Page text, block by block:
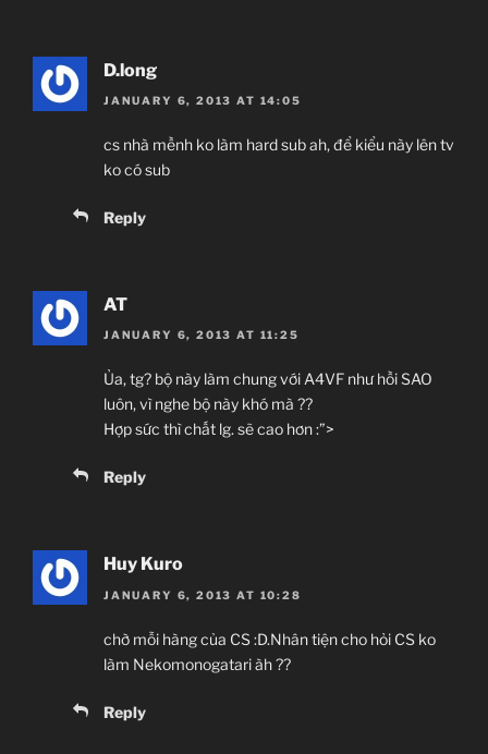
D.long
JANUARY 6, 2013 AT 14:05
cs nhà mềnh ko làm hard sub ah, để kiểu này lên tv
ko có sub
Reply
AT
JANUARY 6, 2013 AT 11:25
Ủa, tg? bộ này làm chung với A4VF như hồi SAO
luôn, vì nghe bộ này khó mà ??
Hợp sức thì chất lg. sẽ cao hơn :”>
Reply
Huy Kuro
JANUARY 6, 2013 AT 10:28
chờ mỗi hàng của CS :D.Nhân tiện cho hỏi CS ko
làm Nekomonogatari àh ??
Reply